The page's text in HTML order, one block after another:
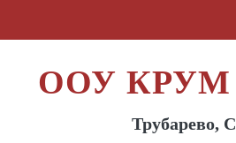
ООУ
Трубарево,